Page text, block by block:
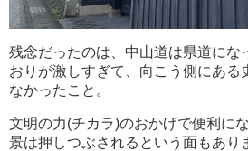
残念だったのは、中山道は県道にな
おりが激しすぎて、向こう側にある
なかったこと。
文明の力(チカラ)のおかげで便利に
景は押しつぶされるという面もあり